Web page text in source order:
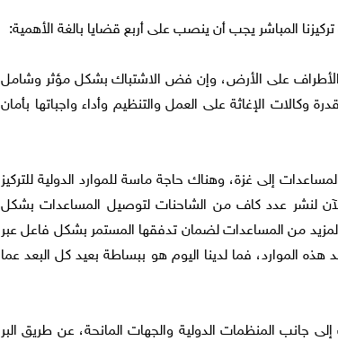
المباشر يجب أن ينصب على أربع قضايا بالغة الأهمية:
الأطراف على الأرض، وإن فض الاشتباك بشكل مؤثر وشامل
الإغاثة على العمل والتنظيم وأداء واجباتها بأمان
إلى غزة، وهناك حاجة ماسة للموارد الدولية للتركيز
لنشر عدد كاف من الشاحنات لتوصيل المساعدات بشكل
من المساعدات لضمان تدفقها المستمر بشكل فاعل عبر
هذه الموارد، فما لدينا اليوم هو ببساطة بعيد كل البعد عما
جانب المنظمات الدولية والجهات المانحة، عن طريق البر